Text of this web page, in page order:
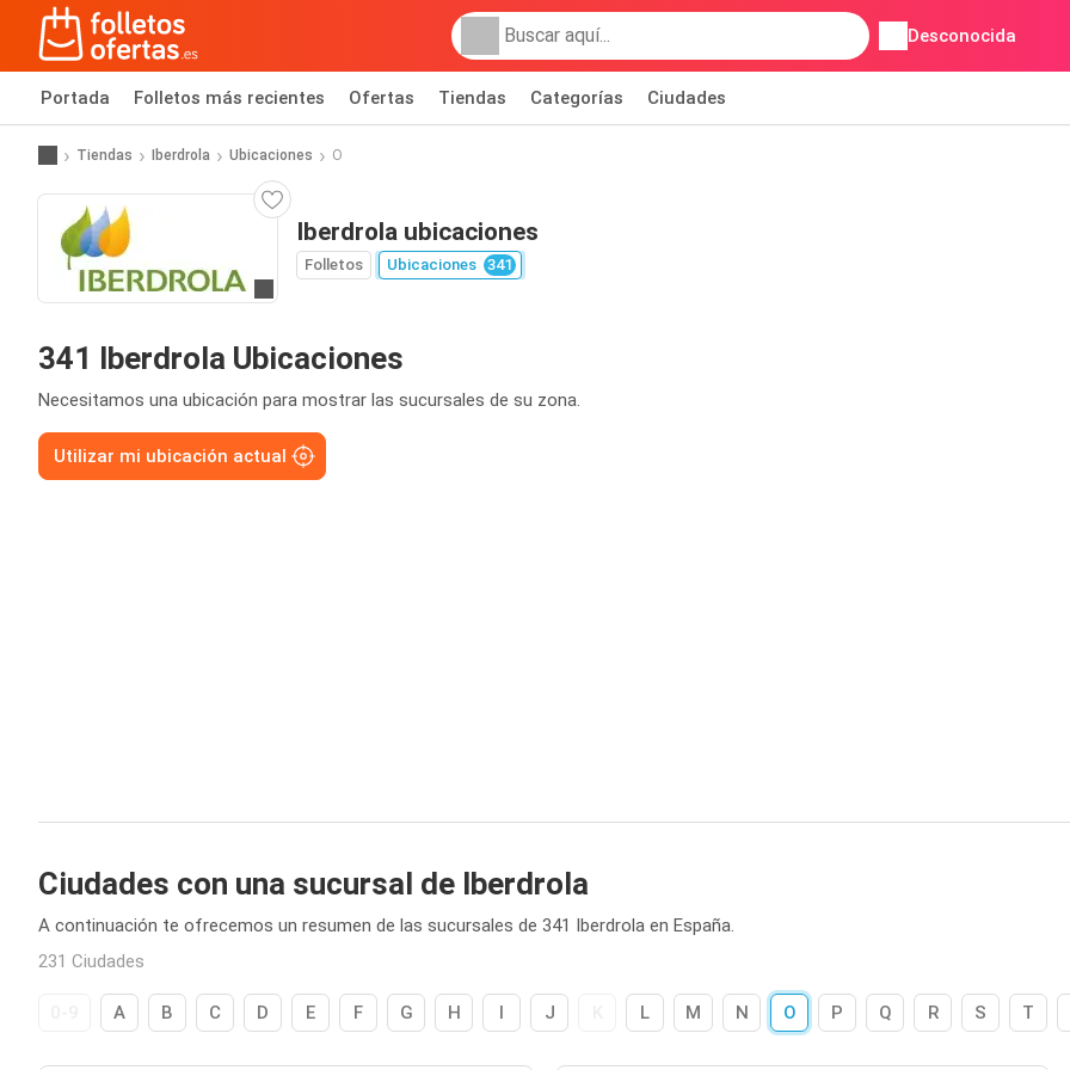
Desconocida
Portada Folletos más recientes Ofertas Tiendas Categorías Ciudades
Tiendas Iberdrola Ubicaciones O
Iberdrola ubicaciones
Folletos Ubicaciones 341
341 Iberdrola Ubicaciones
Necesitamos una ubicación para mostrar las sucursales de su zona.
Utilizar mi ubicación actual
Ciudades con una sucursal de Iberdrola
A continuación te ofrecemos un resumen de las sucursales de 341 Iberdrola en España.
231 Ciudades
A B C D E F G H I J L M N O P Q R S T